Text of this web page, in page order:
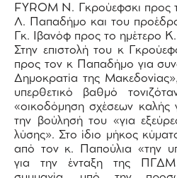
FYROM Ν. Γκρούεφσκι προς
Λ. Παπαδήμο και του
Γκ. Ιβανόφ προς το ημέτερο
Στην επιστολή του κ
προς τον κ Παπαδήμο για
Δημοκρατία της
υπερθετικό βαθμό
«οικοδόμηση σχέσεων καλής
την βούλησή του «για
λύσης». Στο ίδιο μήκος
από τον κ. Παπούλια «την
για την ένταξη της ΠΓΔΜ